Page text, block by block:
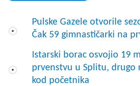
Pulske Gazele otvorile
Čak 59 gimnastičarki na
Istarski borac osvojio 19
prvenstvu u Splitu, drugo
kod početnika